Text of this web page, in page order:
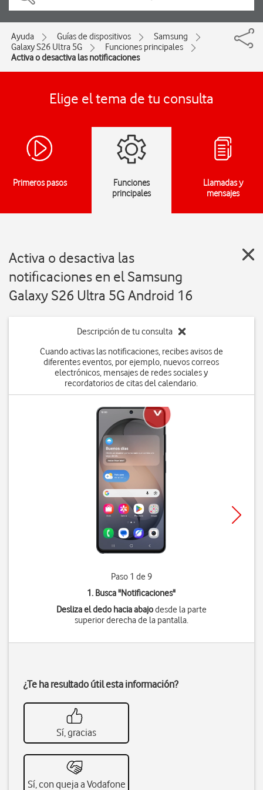
Ayuda Guías de dispositivos
Samsung
Galaxy S26 Ultra 5G
Funciones principales
Activa o desactiva las notificaciones
Elige el tema de tu consulta
Primeros pasos
Funciones
principales
Llamadas y
mensajes
Activa o desactiva las
notificaciones en el Samsung
Galaxy S26 Ultra 5G Android 16
Descripción de tu consulta
Cuando activas las notificaciones, recibes avisos de
diferentes eventos, por ejemplo, nuevos correos
electrónicos, mensajes de redes sociales y
recordatorios de citas del calendario.
Paso 1 de 9
1. Busca "Notificaciones"
Desliza el dedo hacia abajodesde la parte
superior derecha de la pantalla.
¿Te ha resultado útil esta información?
Sí, gracias
Sí, con queja a Vodafone